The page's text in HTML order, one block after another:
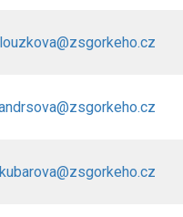
kubarova@zsgorkeho.cz